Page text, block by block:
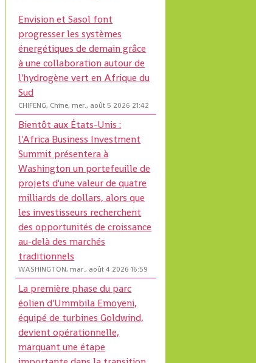
Envision et Sasol font
progresser les systèmes
énergétiques de demain grâce
à une collaboration autour de
l'hydrogène vert en Afrique du
Sud
CHIFENG, Chine, mer., août 5 2026 21:42
Bientôt aux États-Unis :
l'Africa Business Investment
Summit présentera à
Washington un portefeuille de
projets d'une valeur de quatre
milliards de dollars, alors que
les investisseurs recherchent
des opportunités de croissance
au-delà des marchés
traditionnels
WASHINGTON, mar., août 4 2026 16:59
La première phase du parc
éolien d'Ummbila Emoyeni,
équipé de turbines Goldwind,
devient opérationnelle,
marquant une étape